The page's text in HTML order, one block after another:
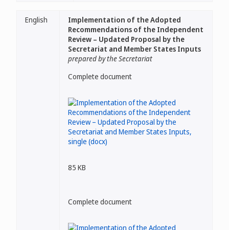
English
Implementation of the Adopted
Recommendations of the Independent
Review – Updated Proposal by the
Secretariat and Member States Inputs
prepared by the Secretariat
Complete document
85 KB
Complete document